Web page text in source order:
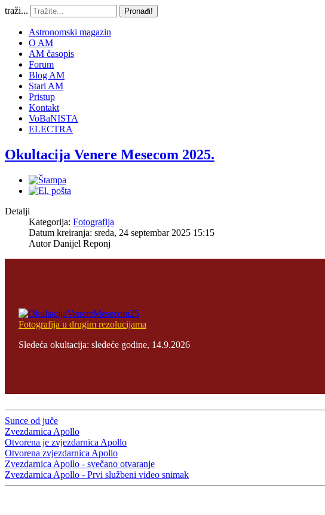
traži... Pronađi!
Astronomski magazin
O AM
AM časopis
Forum
Blog AM
Stari AM
Pristup
Kontakt
VoBaNISTA
ELECTRA
Okultacija Venere Mesecom 2025.
Detalji
Kategorija: Fotografija
Datum kreiranja: sreda, 24 septembar 2025 15:15
AutorDanijel Reponj
Fotografija u drugim rezolucijama
Sledeća okultacija: sledeće godine, 14.9.2026
Sunce od juče
Zvezdarnica Apollo
Otvorena je zvjezdarnica Apollo
Otvorena zvjezdarnica Apollo
Zvezdarnica Apollo - svečano otvaranje
Zvezdarnica Apollo - Prvi službeni video snimak